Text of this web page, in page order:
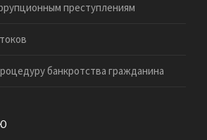
преступлениям
банкротства гражданина